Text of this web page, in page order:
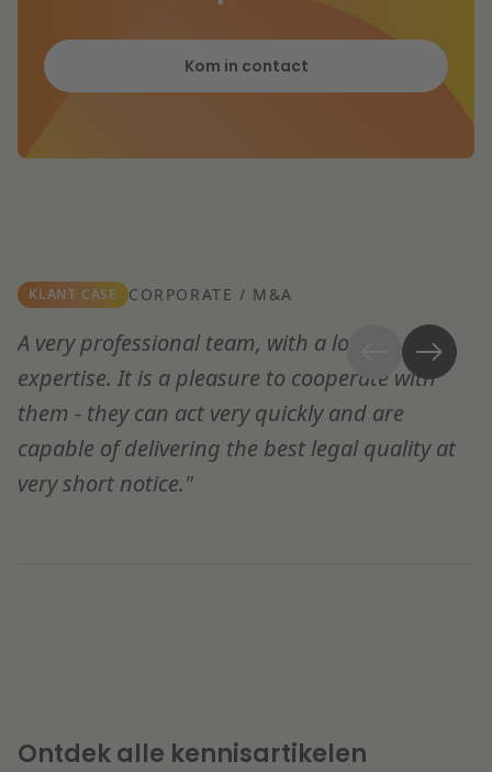
Kom in contact
KLANT CASE CORPORATE / M&A
A very professional team, with a lot of
expertise. It is a pleasure to cooperate with
them - they can act very quickly and are
capable of delivering the best legal quality at
very short notice."
Ontdek alle kennisartikelen